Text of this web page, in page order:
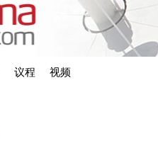
议程 视频